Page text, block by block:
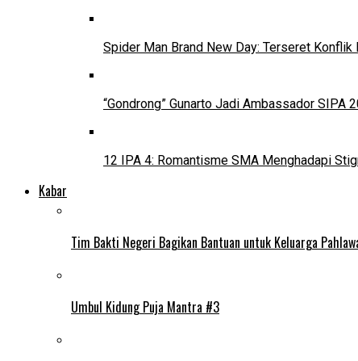
Spider Man Brand New Day: Terseret Konflik
“Gondrong” Gunarto Jadi Ambassador SIPA
12 IPA 4: Romantisme SMA Menghadapi
Kabar
Tim Bakti Negeri Bagikan Bantuan untuk Keluarga
Umbul Kidung Puja Mantra #3